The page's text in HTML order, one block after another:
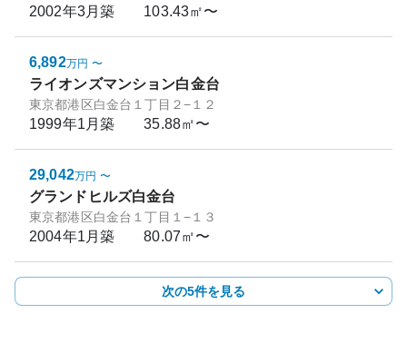
2002年3月築 103.43㎡〜
6,892万円 〜
ライオンズマンション白金台
東京都港区白金台１丁目２−１２
1999年1月築 35.88㎡〜
29,042万円 〜
グランドヒルズ白金台
東京都港区白金台１丁目１−１３
2004年1月築 80.07㎡〜
次の5件を見る